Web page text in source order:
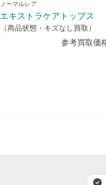
ノーマルレア
エキストラケアトップス
（商品状態・キズなし買取）
参考買取価